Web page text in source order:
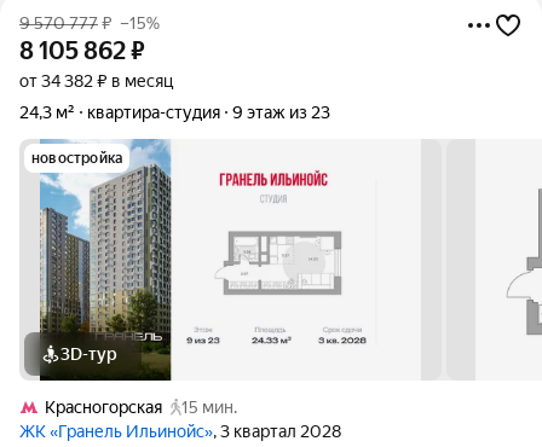
9 570 777₽ –15%
8 105 862₽
от 34 382 ₽ в месяц
24,3 м²
квартира-студия 9 этаж из 23
новостройка
3D-тур
Красногорская
15 мин.
ЖК «Гранель Ильинойс», 3 квартал 2028